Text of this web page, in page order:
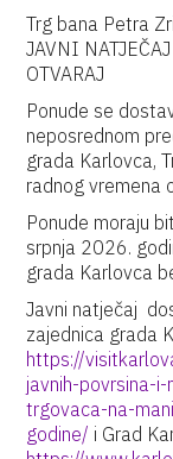
Trg bana Petra
JAVNI
OTVARAJ
Ponude se
neposrednom
grada Karlovca,
radnog vremena
Ponude moraju
srpnja 2026.
grada Karlovca
Javni natječaj
zajednica grada
https://
javnih-povrsina-
trgovaca-na-
godine/ i Grad